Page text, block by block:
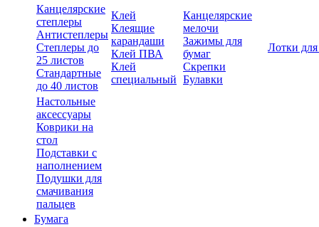
Канцелярские
степлеры
Антистеплеры
Степлеры до
25 листов
Стандартные
до 40 листов
Клей
Клеящие
карандаши
Клей ПВА
Клей
специальный
Канцелярские
мелочи
Зажимы для
бумаг
Скрепки
Булавки
Лотки
Настольные
аксессуары
Коврики на
стол
Подставки с
наполнением
Подушки для
смачивания
пальцев
Бумага